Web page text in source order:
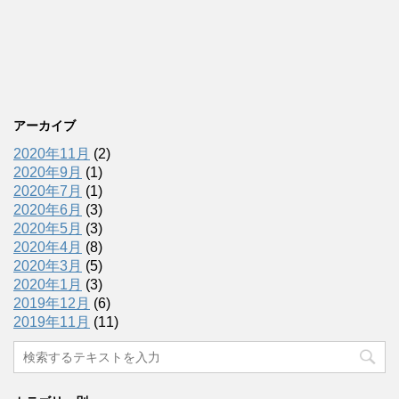
アーカイブ
2020年11月 (2)
2020年9月 (1)
2020年7月 (1)
2020年6月 (3)
2020年5月 (3)
2020年4月 (8)
2020年3月 (5)
2020年1月 (3)
2019年12月 (6)
2019年11月 (11)